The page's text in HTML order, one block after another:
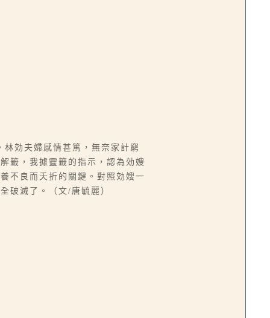
効夫婦感情甚篤，無奈家計窮
籤，我據靈籤的指示，認為効嫂
不良而夭折的關鍵。對照効嫂一
破滅了。（文/唐毓麗）